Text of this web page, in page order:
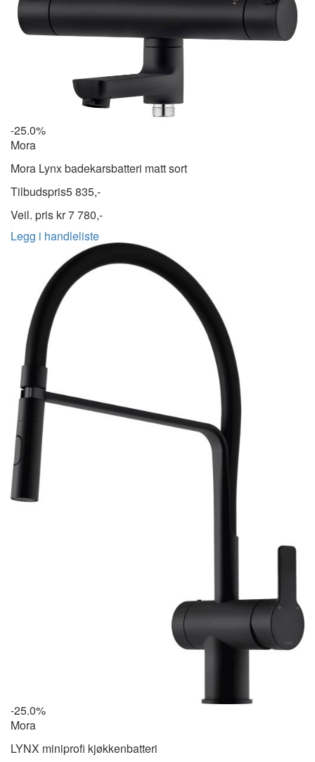
-25.0%
Mora
Mora Lynx badekarsbatteri matt sort
Tilbudspris5 835,-
Veil. pris kr7 780,-
Legg i handleliste
-25.0%
Mora
LYNX miniprofi kjøkkenbatteri